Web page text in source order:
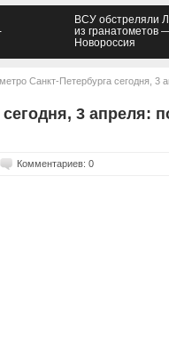
ВСУ обстреляли
из гранатометов
Новороссия
Санкт-Петербурга сегодня, 3
3 апреля:
Комментариев: 0